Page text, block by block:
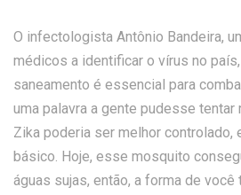
O infectologista Antônio Bandeira,
médicos a identificar o vírus no
saneamento é essencial para
uma palavra a gente pudesse tentar
Zika poderia ser melhor controlado,
básico. Hoje, esse mosquito
águas sujas, então, a forma de